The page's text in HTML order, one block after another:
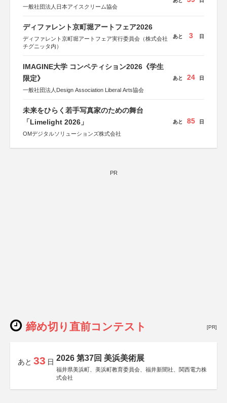
一般社団法人日本アイスクリーム協会
ディファレント京町堀アートフェア2026
ディファレント京町堀アートフェア実行委員会（株式会社
チグニッタ内）
あと 3 日
IMAGINE大学 コンペティション2026《学生
限定》
一般社団法人Design Association Liberal Arts協会
あと 24 日
未来をひらく若手写真家のための舞台
「Limelight 2026」
OMデジタルソリューションズ株式会社
あと 85 日
PR
締め切り直前コンテスト [PR]
あと 33 日 2026 第37回 美浜美術展
福井県美浜町、美浜町教育委員会、福井新聞社、関西電力株
式会社